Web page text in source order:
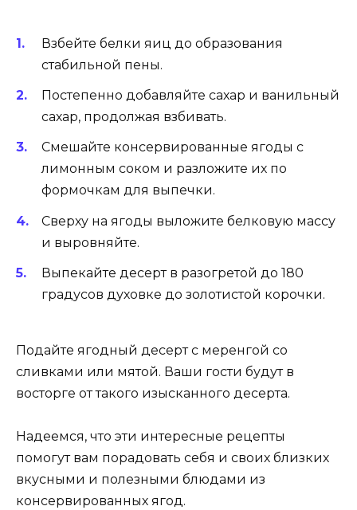
Взбейте белки яиц до образования
стабильной пены.
Постепенно добавляйте сахар и ванильный
сахар, продолжая взбивать.
Смешайте консервированные ягоды с
лимонным соком и разложите их по
формочкам для выпечки.
Сверху на ягоды выложите белковую массу
и выровняйте.
Выпекайте десерт в разогретой до 180
градусов духовке до золотистой корочки.
Подайте ягодный десерт с меренгой со
сливками или мятой. Ваши гости будут в
восторге от такого изысканного десерта.
Надеемся, что эти интересные рецепты
помогут вам порадовать себя и своих близких
вкусными и полезными блюдами из
консервированных ягод.